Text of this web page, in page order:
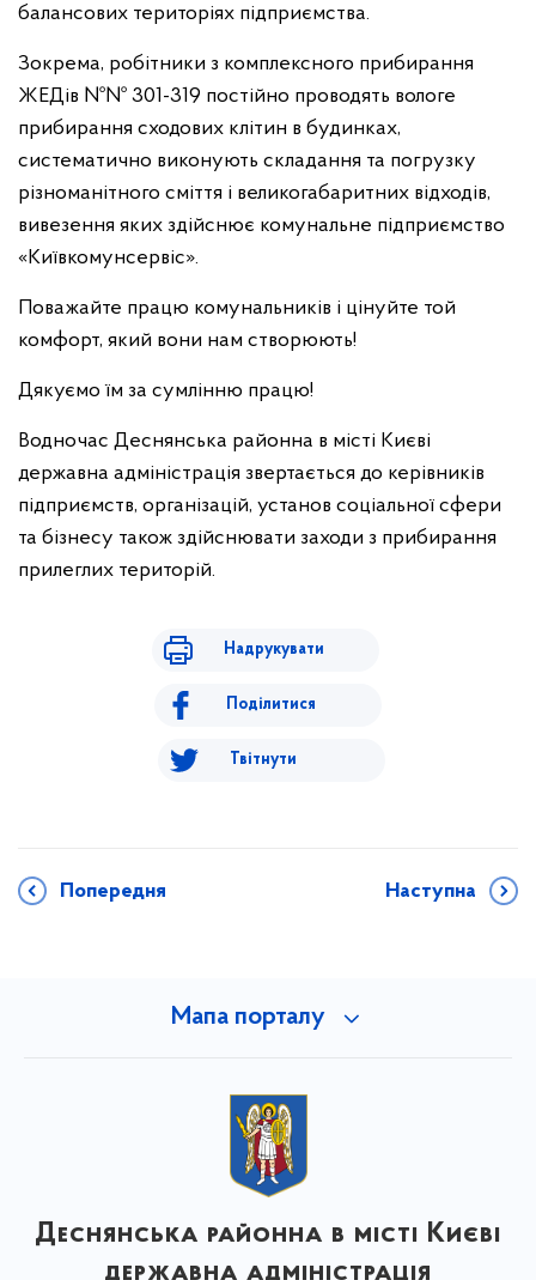
балансових територіях підприємства.
Зокрема, робітники з комплексного прибирання
ЖЕДів №№ 301-319 постійно проводять вологе
прибирання сходових клітин в будинках,
систематично виконують складання та погрузку
різноманітного сміття і великогабаритних відходів,
вивезення яких здійснює комунальне підприємство
«Київкомунсервіс».
Поважайте працю комунальників і цінуйте той
комфорт, який вони нам створюють!
Дякуємо їм за сумлінню працю!
Водночас Деснянська районна в місті Києві
державна адміністрація звертається до керівників
підприємств, організацій, установ соціальної сфери
та бізнесу також здійснювати заходи з прибирання
прилеглих територій.
Надрукувати
Поділитися
Твітнути
Попередня Наступна
Мапа порталу
Деснянська районна в місті Києві
державна адміністрація